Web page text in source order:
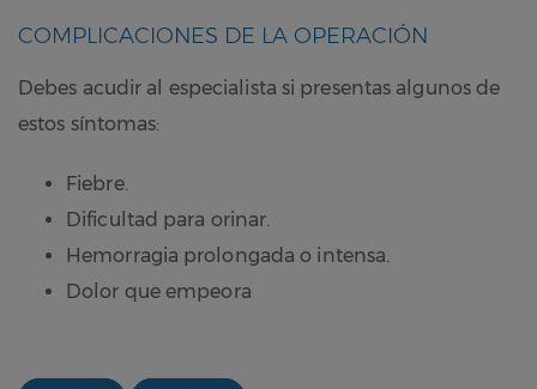
COMPLICACIONES DE LA OPERACIÓN
Debes acudir al especialista si presentas algunos de
estos síntomas:
Fiebre.
Dificultad para orinar.
Hemorragia prolongada o intensa.
Dolor que empeora